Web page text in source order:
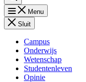
Menu
Sluit
Campus
Onderwijs
Wetenschap
Studentenleven
Opinie